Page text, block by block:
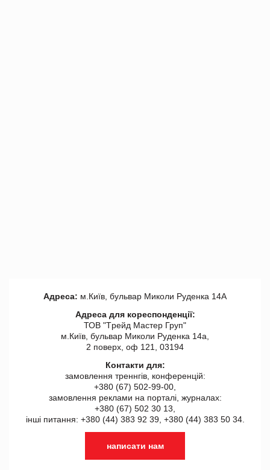
Адреса: м.Київ, бульвар Миколи Руденка 14А
Адреса для кореспонденції:
ТОВ "Tрейд Мастер Груп"
м.Київ, бульвар Миколи Руденка 14а,
2 поверх, оф 121, 03194
Контакти для:
замовлення треннгів, конференцій:
+380 (67) 502-99-00,
замовлення реклами на порталі, журналах:
+380 (67) 502 30 13,
інші питання: +380 (44) 383 92 39, +380 (44) 383 50 34.
написати нам